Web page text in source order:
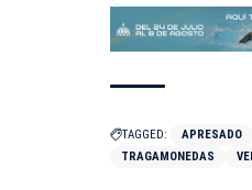
TAGGED: APRESADO
TRAGAMONEDAS